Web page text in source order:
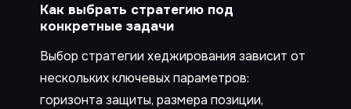
Как выбрать стратегию под
конкретные задачи
Выбор стратегии хеджирования зависит от
нескольких ключевых параметров:
горизонта защиты, размера позиции,